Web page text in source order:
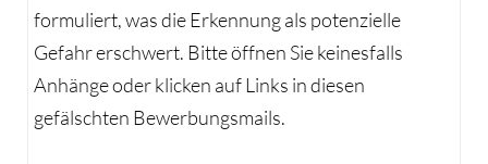
formuliert, was die Erkennung als potenzielle
Gefahr erschwert. Bitte öffnen Sie keinesfalls
Anhänge oder klicken auf Links in diesen
gefälschten Bewerbungsmails.